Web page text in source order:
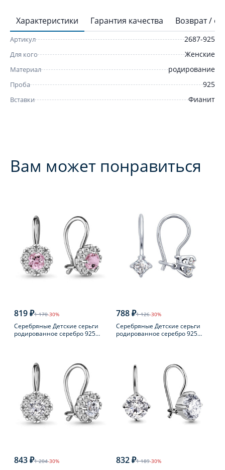
Характеристики Гарантия качества Возврат /
Артикул 2687-925
Для кого Женские
Материал родирование
Проба 925
Вставки Фианит
Вам может понравиться
819 ₽1 170-30%
Серебряные Детские серьги
родированное серебро 925
788 ₽1 126-30%
Серебряные Детские серьги
родированное серебро 925
843 ₽1 204-30% 832 ₽1 189-30%